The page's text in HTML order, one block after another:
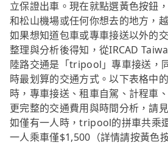
立保證出車。現在就點選黃色按鈕
和松山機場或任何你想去的地方，
如果想知道包車或專車接送以外的
整理與分析後得知，從IRCAD
陸路交通是「tripool」專車接送，
時最划算的交通方式。以下表格中
時，專車接送、租車自駕、計程車
更完整的交通費用與時間分析，請
如僅有一人時，tripool的拼車共乘
一人乘車僅$1,500（詳情請按黃色